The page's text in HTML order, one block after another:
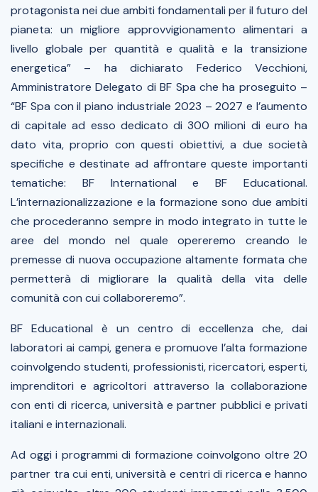
protagonista nei due ambiti fondamentali per il futuro del
pianeta: un migliore approvvigionamento alimentari a
livello globale per quantità e qualità e la transizione
energetica” – ha dichiarato Federico Vecchioni,
Amministratore Delegato di BF Spa che ha proseguito –
“BF Spa con il piano industriale 2023 – 2027 e l’aumento
di capitale ad esso dedicato di 300 milioni di euro ha
dato vita, proprio con questi obiettivi, a due società
specifiche e destinate ad affrontare queste importanti
tematiche: BF International e BF Educational.
L’internazionalizzazione e la formazione sono due ambiti
che procederanno sempre in modo integrato in tutte le
aree del mondo nel quale opereremo creando le
premesse di nuova occupazione altamente formata che
permetterà di migliorare la qualità della vita delle
comunità con cui collaboreremo”.
BF Educational è un centro di eccellenza che, dai
laboratori ai campi, genera e promuove l’alta formazione
coinvolgendo studenti, professionisti, ricercatori, esperti,
imprenditori e agricoltori attraverso la collaborazione
con enti di ricerca, università e partner pubblici e privati
italiani e internazionali.
Ad oggi i programmi di formazione coinvolgono oltre 20
partner tra cui enti, università e centri di ricerca e hanno